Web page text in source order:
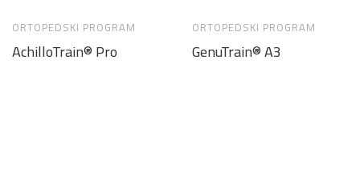
ORTOPEDSKI PROGRAM
AchilloTrain® Pro
ORTOPEDSKI PROGRAM
GenuTrain® A3